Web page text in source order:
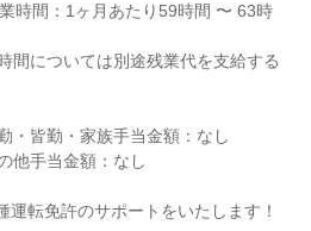
時間：1ヶ月あたり59時間 〜 63時
間については別途残業代を支給する
・皆勤・家族手当金額：なし
他手当金額：なし
運転免許のサポートをいたします！